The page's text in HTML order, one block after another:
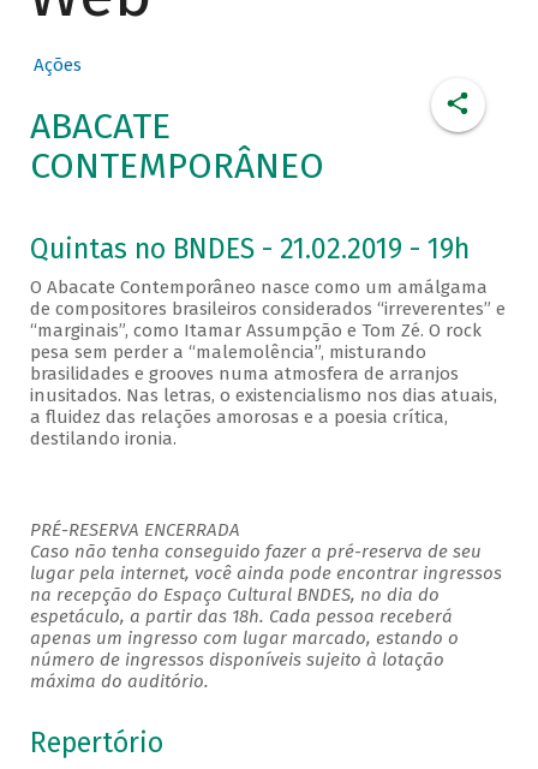
Ações
ABACATE
CONTEMPORÂNEO
Quintas no BNDES - 21.02.2019 - 19h
O Abacate Contemporâneo nasce como um amálgama
de compositores brasileiros considerados “irreverentes” e
“marginais”, como Itamar Assumpção e Tom Zé. O rock
pesa sem perder a “malemolência”, misturando
brasilidades e grooves numa atmosfera de arranjos
inusitados. Nas letras, o existencialismo nos dias atuais,
a fluidez das relações amorosas e a poesia crítica,
destilando ironia.
PRÉ-RESERVA ENCERRADA
Caso não tenha conseguido fazer a pré-reserva de seu
lugar pela internet, você ainda pode encontrar ingressos
na recepção do Espaço Cultural BNDES, no dia do
espetáculo, a partir das 18h. Cada pessoa receberá
apenas um ingresso com lugar marcado, estando o
número de ingressos disponíveis sujeito à lotação
máxima do auditório.
Repertório